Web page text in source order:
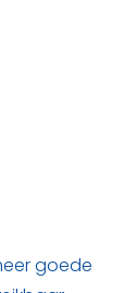
goede